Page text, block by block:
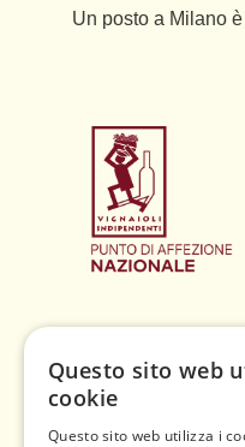
Un posto a Milano è
Questo sito web
cookie
Questo sito web utilizza i